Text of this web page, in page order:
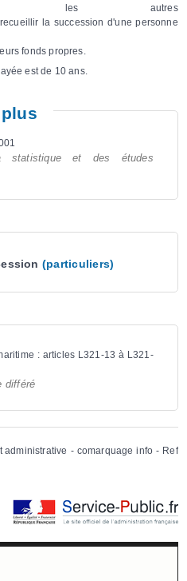
les autres
la succession d'une personne
fonds propres.
est de 10 ans.
statistique et des études
(particuliers)
: articles L321-13 à L321-
différé
administrative - comarquage info - Ref